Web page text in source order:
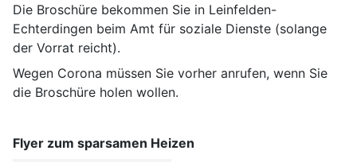
Die Broschüre bekommen Sie in Leinfelden-
Echterdingen beim Amt für soziale Dienste (solange
der Vorrat reicht).
Wegen Corona müssen Sie vorher anrufen, wenn Sie
die Broschüre holen wollen.
Flyer zum sparsamen Heizen